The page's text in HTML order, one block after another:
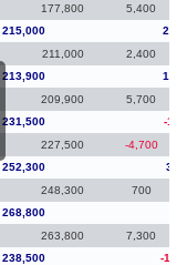
177,800 5,400
215,000
211,000 2,400
213,900
209,900 5,700
231,500
-
227,500 -4,700
252,300
248,300 700
268,800
263,800 7,300
238,500
-